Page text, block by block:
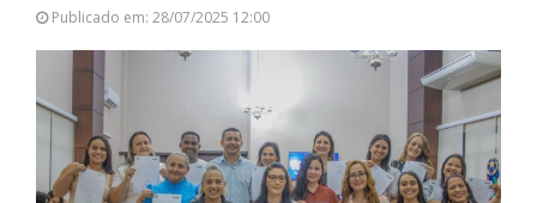
Publicado em: 28/07/2025 12:00